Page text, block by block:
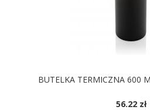
BUTELKA TERMICZNA 600
56.22 zł